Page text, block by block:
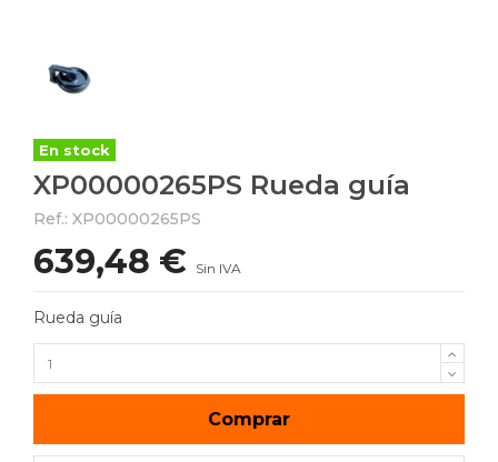
En stock
XP00000265PS Rueda guía
Ref.: XP00000265PS
639,48 € Sin IVA
Rueda guía
Comprar